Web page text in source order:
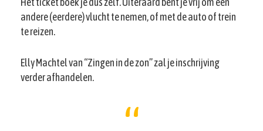
andere (eerdere) vlucht te nemen, of met de auto of trein
te reizen.
Elly Machtel van “Zingen in de zon” zal je inschrijving
verder afhandelen.